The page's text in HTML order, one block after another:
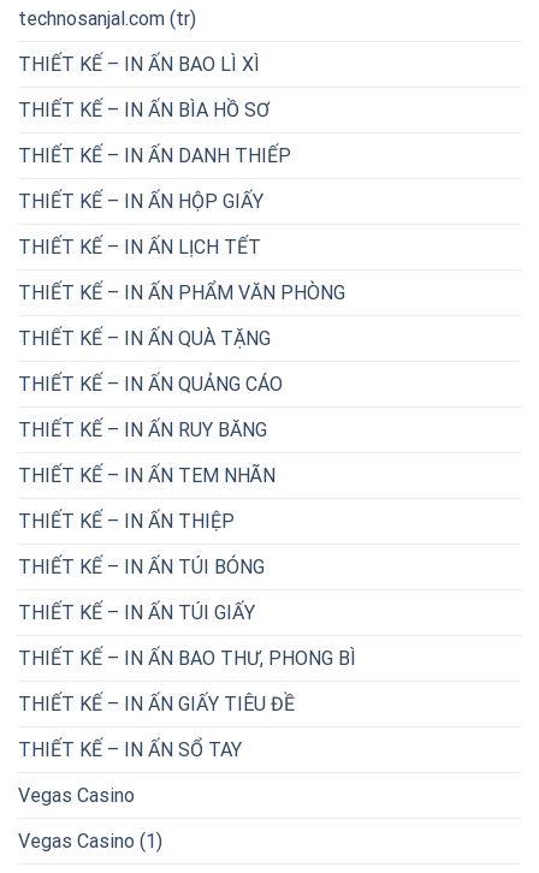
technosanjal.com (tr)
THIẾT KẾ – IN ẤN BAO LÌ XÌ
THIẾT KẾ – IN ẤN BÌA HỒ SƠ
THIẾT KẾ – IN ẤN DANH THIẾP
THIẾT KẾ – IN ẤN HỘP GIẤY
THIẾT KẾ – IN ẤN LỊCH TẾT
THIẾT KẾ – IN ẤN PHẨM VĂN PHÒNG
THIẾT KẾ – IN ẤN QUÀ TẶNG
THIẾT KẾ – IN ẤN QUẢNG CÁO
THIẾT KẾ – IN ẤN RUY BĂNG
THIẾT KẾ – IN ẤN TEM NHÃN
THIẾT KẾ – IN ẤN THIỆP
THIẾT KẾ – IN ẤN TÚI BÓNG
THIẾT KẾ – IN ẤN TÚI GIẤY
THIẾT KẾ – IN ẤN BAO THƯ, PHONG BÌ
THIẾT KẾ – IN ẤN GIẤY TIÊU ĐỀ
THIẾT KẾ – IN ẤN SỔ TAY
Vegas Casino
Vegas Casino (1)